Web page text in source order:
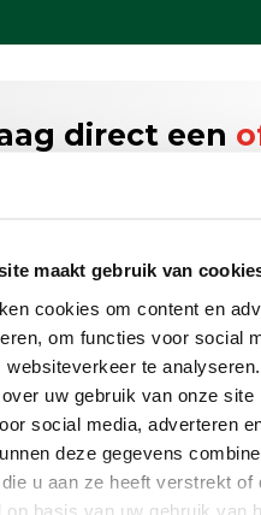
maakt gebruik van
cookies om content en
om functies voor social
websiteverkeer te
uw gebruik van onze site
social media, adverteren
deze gegevens
u aan ze heeft verstrekt of
op basis van uw gebruik van
direct een